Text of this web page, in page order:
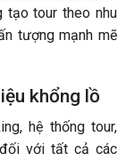
tạo tour theo nhu
tượng mạnh mẽ
khổng lồ
hệ thống tour,
với tất cả các